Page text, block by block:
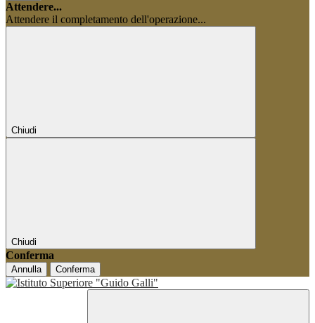
Attendere...
Attendere il completamento dell'operazione...
Chiudi
Chiudi
Conferma
Annulla Conferma